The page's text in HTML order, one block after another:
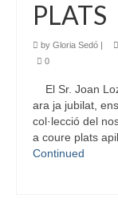
PLATS
by Gloria Sedó
0
El Sr. Joan
ara ja jubilat,
col·lecció del
a coure plats
Continued